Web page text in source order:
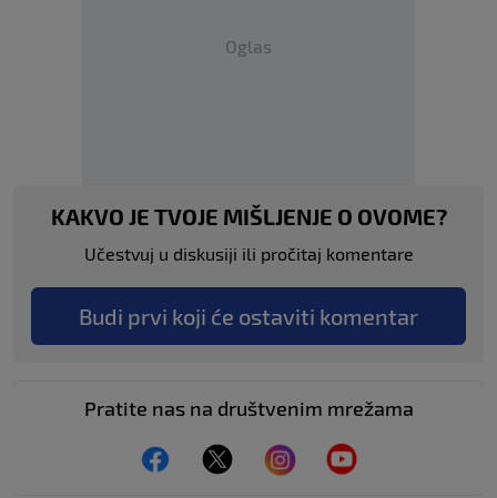
Oglas
KAKVO JE TVOJE MIŠLJENJE O OVOME?
Učestvuj u diskusiji ili pročitaj komentare
Budi prvi koji će ostaviti komentar
Pratite nas na društvenim mrežama